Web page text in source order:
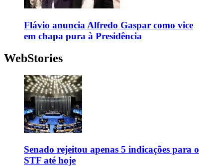
Flávio anuncia Alfredo Gaspar como vice
em chapa pura à Presidência
WebStories
Senado rejeitou apenas 5 indicações para o
STF até hoje